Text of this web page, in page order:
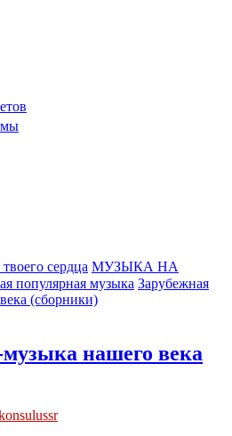
сердца МУЗЫКА НА
популярная музыка Зарубежная
(сборники)
нашего века